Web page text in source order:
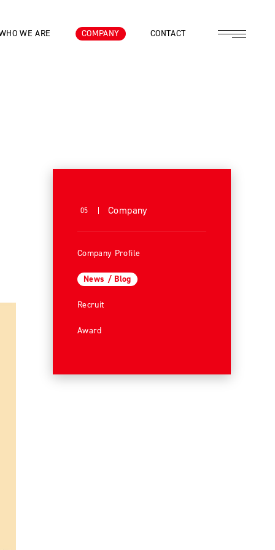
WE ARE COMPANY CONTACT
05 Company
Company Profile
News / Blog
Recruit
Award